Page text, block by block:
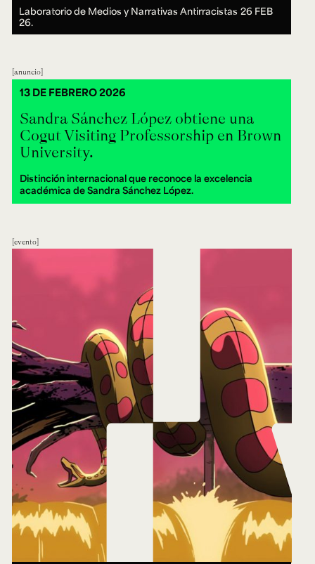
Laboratorio de Medios y Narrativas Antirracistas 26 FEB
26.
anuncio
Sandra Sánchez López obtiene una
Cogut Visiting Professorship en Brown
University.
Distinción internacional que reconoce la excelencia
académica de Sandra Sánchez López.
13 DE FEBRERO 2026
evento